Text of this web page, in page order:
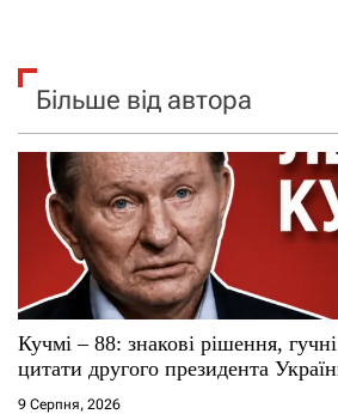
Більше від автора
Кучмі – 88: знакові рішення,
цитати другого президента
9 Серпня, 2026